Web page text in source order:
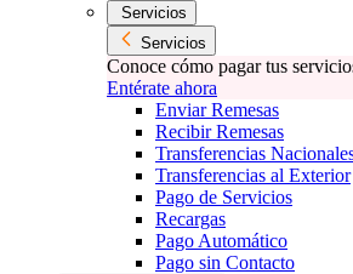
Servicios
Servicios
Conoce cómo pagar tus
Entérate ahora
Enviar Remesas
Recibir Remesas
Transferencias
Transferencias al Exterior
Pago de Servicios
Recargas
Pago Automático
Pago sin Contacto